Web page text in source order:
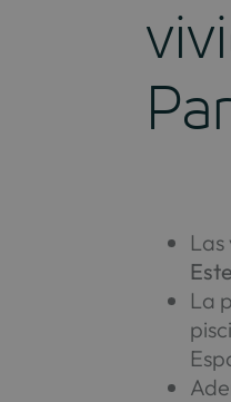
Este
La